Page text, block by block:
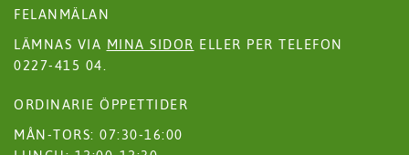
FELANMÄLAN
LÄMNAS VIA MINA SIDOR ELLER PER TELEFON
0227-415 04.
ORDINARIE ÖPPETTIDER
MÅN-TORS: 07:30-16:00